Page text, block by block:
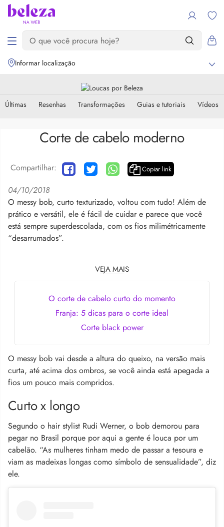
Informar localização
Últimas Resenhas Transformações Guias e tutoriais Vídeos
Corte de cabelo moderno
Compartilhar: Copiar link
04/10/2018
O messy bob, curto texturizado, voltou com tudo! Além de
prático e versátil, ele é fácil de cuidar e parece que você
está sempre superdescolada, com os fios milimétricamente
“desarrumados”.
VEJA MAIS
O corte de cabelo curto do momento
Franja: 5 dicas para o corte ideal
Corte black power
O messy bob vai desde a altura do queixo, na versão mais
curta, até acima dos ombros, se você ainda está apegada a
fios um pouco mais compridos.
Curto x longo
Segundo o hair stylist Rudi Werner, o bob demorou para
pegar no Brasil porque por aqui a gente é louca por um
cabelão. “As mulheres tinham medo de passar a tesoura e
viam as madeixas longas como símbolo de sensualidade”, diz
ele.